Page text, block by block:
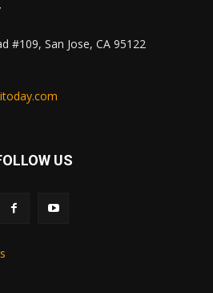
#109, San Jose, CA 95122
US